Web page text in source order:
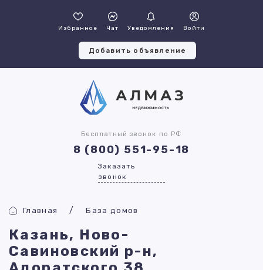
Избранное Чат Уведомления Войти
Добавить объявление
Бесплатный звонок по РФ
8 (800) 551-95-18
Заказать
звонок
Главная База домов
Казань, Ново-
Савиновский р-н,